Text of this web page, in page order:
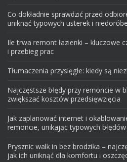
Co dokładnie sprawdzić przed
uniknąć typowych usterek i
Ile trwa remont łazienki – kluczowe
i przebieg prac
Tłumaczenia przysięgłe: kiedy są
Najczęstsze błędy przy remoncie w
zwiększać kosztów przedsięwzięcia
Jak zaplanować internet i
remoncie, unikając typowych błędów
Prysznic walk in bez brodzika –
jak ich uniknąć dla komfortu i